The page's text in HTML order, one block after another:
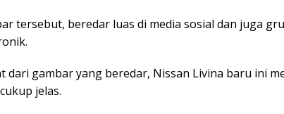
tersebut, beredar luas di media sosial dan juga
dari gambar yang beredar, Nissan Livina baru ini
jelas.